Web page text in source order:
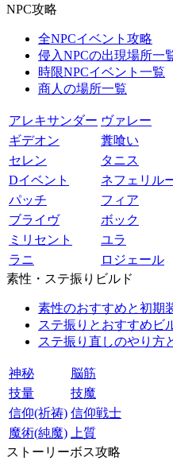
NPC攻略
全NPCイベント攻略
侵入NPCの出現場所一
時限NPCイベント一覧
商人の場所一覧
アレキサンダー ヴァレー
ギデオン
糞喰い
セレン
タニス
Dイベント
ネフェリル
パッチ
フィア
ブライヴ
ボック
ミリセント
ユラ
ラニ
ロジェール
素性・ステ振りビルド
素性のおすすめと初期
ステ振りとおすすめビ
ステ振り直しのやり方
神秘
脳筋
技量
技魔
信仰(祈祷) 信仰戦士
魔術(純魔)
上質
ストーリーボス攻略